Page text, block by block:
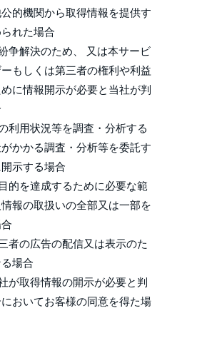
的機関から取得情報を提供す
れた場合
争解決のため、 又は本サービ
もしくは第三者の権利や利益
に情報開示が必要と当社が判
利用状況等を調査・分析する
かかる調査・分析等を委託す
示する場合
的を達成するために必要な範
報の取扱いの全部又は一部を
者の広告の配信又は表示のた
場合
が取得情報の開示が必要と判
おいてお客様の同意を得た場